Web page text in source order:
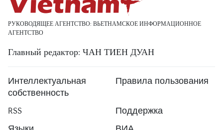
РУКОВОДЯЩЕЕ АГЕНТСТВО: ВЬЕТНАМСКОЕ ИНФОРМАЦИОННОЕ
АГЕНТСТВО
Главный редактор: ЧАН ТИЕН ДУАН
Интеллектуальная
собственность
Правила пользования
RSS
Поддержка